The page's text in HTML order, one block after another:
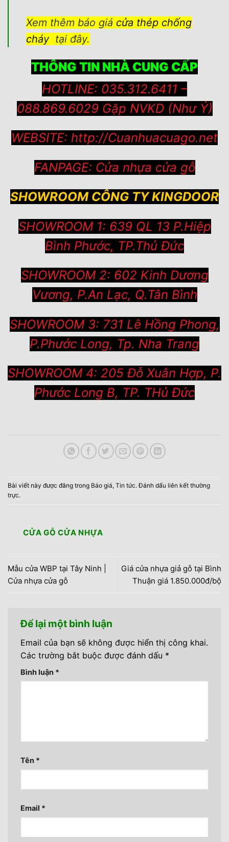
Xem thêm báo giá cửa thép chống
cháytại đây.
THÔNG TIN NHÀ CUNG CẤP
HOTLINE: 035.312.6411 –
088.869.6029 Gặp NVKD (Như Ý)
WEBSITE: http://Cuanhuacuago.net
FANPAGE: Cửa nhựa cửa gỗ
SHOWROOM CÔNG TY KINGDOOR
SHOWROOM 1: 639 QL 13 P.Hiệp
Bình Phước, TP.Thủ Đức
SHOWROOM 2: 602 Kinh Dương
Vương, P.An Lạc, Q.Tân Bình
SHOWROOM 3: 731 Lê Hồng Phong,
P.Phước Long, Tp. Nha Trang
SHOWROOM 4: 205 Đỗ Xuân Hợp, P.
Phước Long B, TP. THủ Đức
Bài viết này được đăng trong Báo giá, Tin tức. Đánh dấu liên kết thường
trực.
CỬA GỖ CỬA NHỰA
Mẫu cửa WBP tại Tây Ninh |
Cửa nhựa cửa gỗ
Giá cửa nhựa giả gỗ tại Bình
Thuận giá 1.850.000đ/bộ
Để lại một bình luận
Email của bạn sẽ không được hiển thị công khai.
Các trường bắt buộc được đánh dấu *
Bình luận *
Tên *
Email *